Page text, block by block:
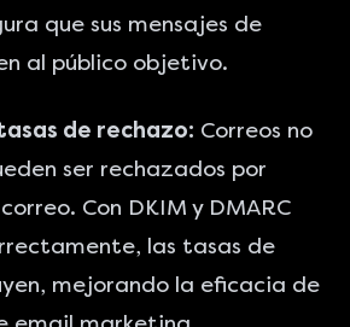
que sus mensajes de
al público objetivo.
de rechazo: Correos no
ser rechazados por
Con DKIM y DMARC
las tasas de
mejorando la eficacia de